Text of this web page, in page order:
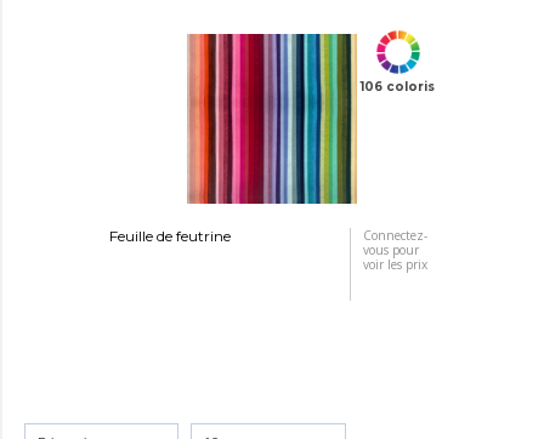
106 coloris
Feuille de feutrine
Connectez-
vous pour
voir les prix